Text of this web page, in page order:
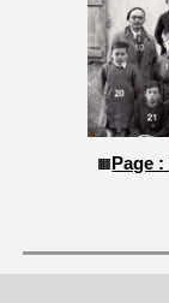
🟧 Page :